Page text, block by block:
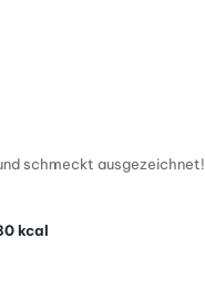
schmeckt ausgezeichnet!
kcal